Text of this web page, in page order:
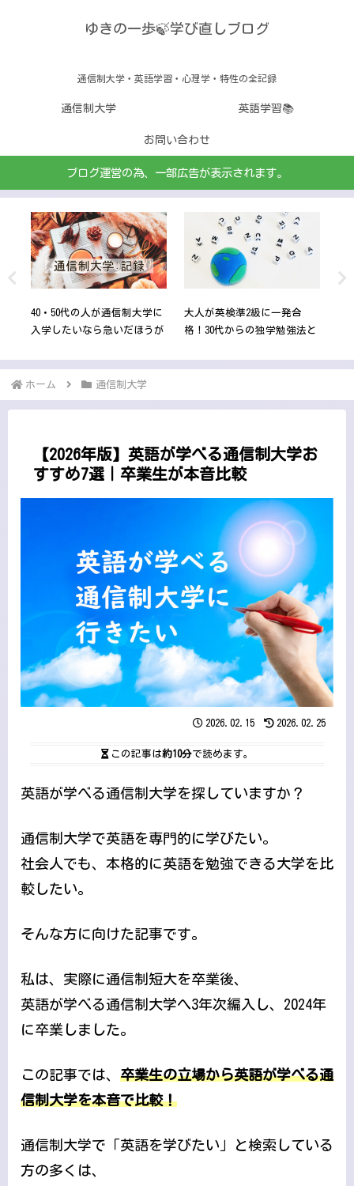
ゆきの一歩🍃学び直しブログ
通信制大学・英語学習・心理学・特性の全記録
通信制大学 英語学習📚
お問い合わせ
ブログ運営の為、一部広告が表示されます。
40・50代の人が通信制大学に
入学したいなら急いだほうが
大人が英検準2級に一発合
格！30代からの独学勉強法と
ホーム 通信制大学
【2026年版】英語が学べる通信制大学お
すすめ7選｜卒業生が本音比較
2026.02.15 2026.02.25
この記事は約10分で読めます。
英語が学べる通信制大学を探していますか？
通信制大学で英語を専門的に学びたい。
社会人でも、本格的に英語を勉強できる大学を比
較したい。
そんな方に向けた記事です。
私は、実際に通信制短大を卒業後、
英語が学べる通信制大学へ3年次編入し、2024年
に卒業しました。
この記事では、 卒業生の立場から英語が学べる通
信制大学を本音で比較！
通信制大学で「英語を学びたい」と検索している
方の多くは、